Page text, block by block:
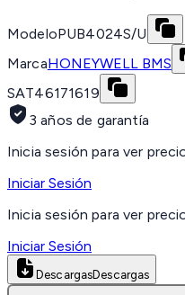
ModeloPUB4024S/U
MarcaHONEYWELL BMS
SAT46171619
3 años de garantía
Inicia sesión para ver
Iniciar Sesión
Inicia sesión para ver
Iniciar Sesión
DescargasDescargas